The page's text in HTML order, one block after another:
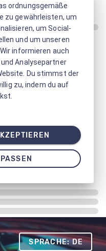
SPRACHE: DE
ordnungsgemäße
zu gewährleisten, um
um Social-
und um unseren
informieren auch
Analysepartner
Du stimmst der
zu, indem du auf